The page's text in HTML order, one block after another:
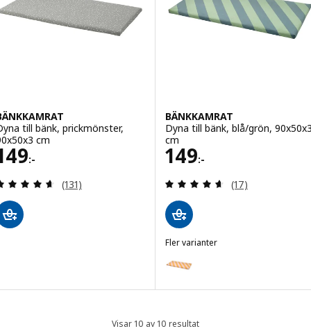
till bänk, prickmönster,
cm
:-
149:-
Recensera: 4.6 utav 5 stjärnor. Totalt antal
(131)
BÄNKKAMRAT
Dyna till bänk, blå/grön,
cm
149:-
Pris 149:-
Recensera:
(17)
Fler varianter
Variant: BÄNKKAMRAT, Dyna
Visar 10 av 10 resultat